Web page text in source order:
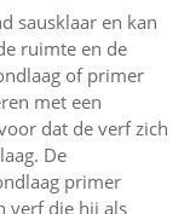
sausklaar en kan
ruimte en de
of primer
met een
dat de verf zich
De
primer
verf die hij als